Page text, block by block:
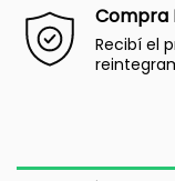
Compra
Recibí el